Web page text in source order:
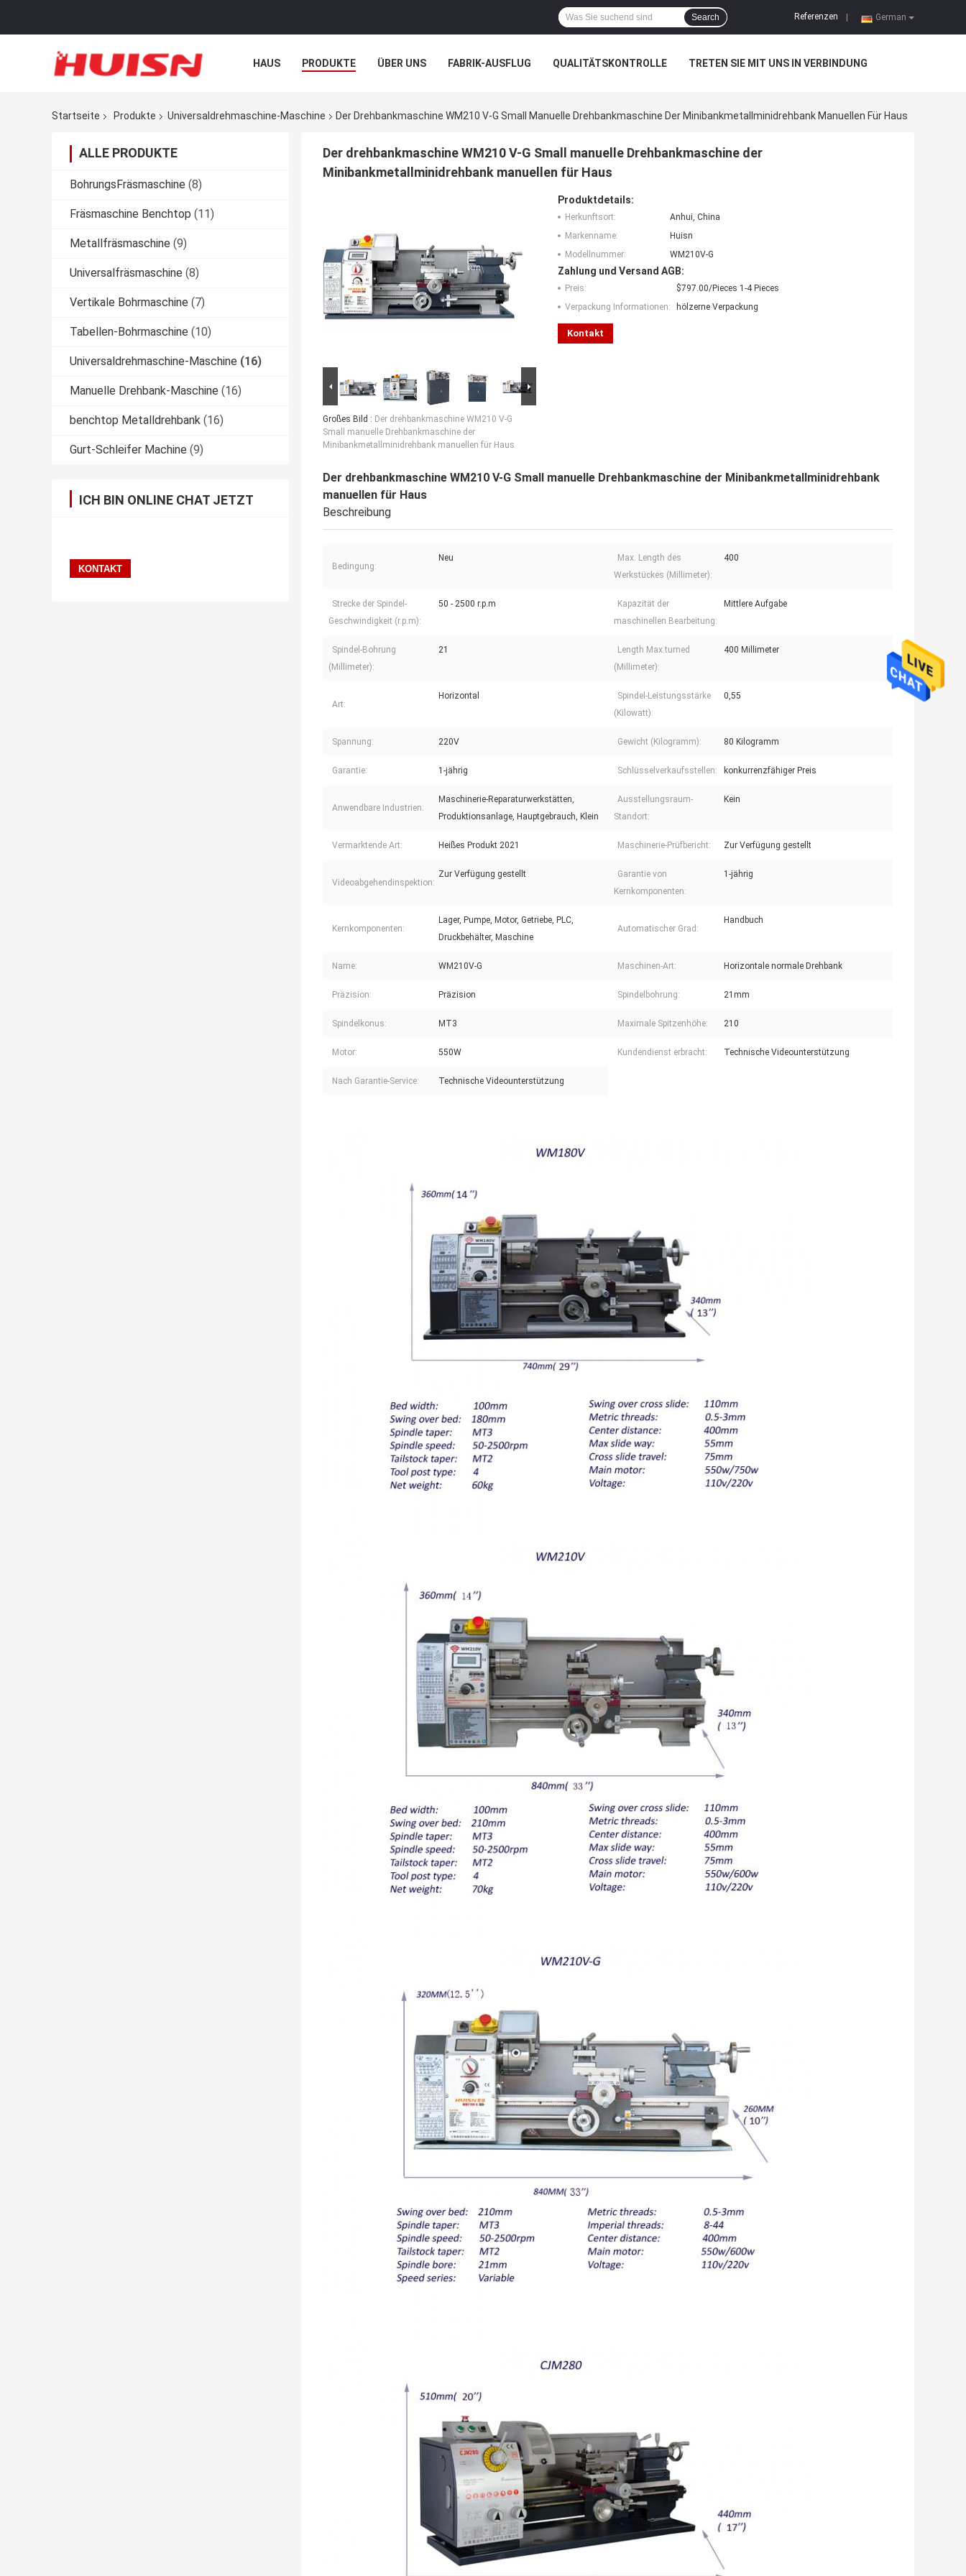
German
Referenzen
Search
HAUS PRODUKTE ÜBER UNS FABRIK-AUSFLUG QUALITÄTSKONTROLLE TRETEN SIE MIT UNS IN VERBINDUNG
Startseite
Produkte Universaldrehmaschine-Maschine Der Drehbankmaschine WM210 V-G Small Manuelle Drehbankmaschine Der Minibankmetallminidrehbank Manuellen Für Haus
ALLE PRODUKTE
BohrungsFräsmaschine (8)
Fräsmaschine Benchtop (11)
Metallfräsmaschine (9)
Universalfräsmaschine (8)
Vertikale Bohrmaschine (7)
Tabellen-Bohrmaschine (10)
Universaldrehmaschine-Maschine (16)
Manuelle Drehbank-Maschine (16)
benchtop Metalldrehbank (16)
Gurt-Schleifer Machine (9)
ICH BIN ONLINE CHAT JETZT
Der drehbankmaschine WM210 V-G Small manuelle Drehbankmaschine der
Minibankmetallminidrehbank manuellen für Haus
Großes Bild : Der drehbankmaschine WM210 V-G
Small manuelle Drehbankmaschine der
Minibankmetallminidrehbank manuellen für Haus
Produktdetails:
Herkunftsort:
Anhui, China
Markenname:
Huisn
Modellnummer:
WM210V-G
Zahlung und Versand AGB:
Preis:
$797.00/Pieces 1-4 Pieces
Verpackung Informationen:
hölzerne Verpackung
Kontakt
Der drehbankmaschine WM210 V-G Small manuelle Drehbankmaschine der Minibankmetallminidrehbank
manuellen für Haus
Beschreibung
Bedingung:
Neu
Max. Length des
Werkstückes (Millimeter):
400
Strecke der Spindel-
Geschwindigkeit (r.p.m):
50 - 2500 r.p.m
Kapazität der
maschinellen Bearbeitung:
Mittlere Aufgabe
Spindel-Bohrung
(Millimeter):
21
Length Max.turned
(Millimeter):
400 Millimeter
Art:
Horizontal
Spindel-Leistungsstärke
(Kilowatt):
0,55
Spannung: 220V Gewicht (Kilogramm): 80 Kilogramm
Garantie: 1-jährig Schlüsselverkaufsstellen: konkurrenzfähiger Preis
Anwendbare Industrien:
Maschinerie-Reparaturwerkstätten,
Produktionsanlage, Hauptgebrauch, Klein
Ausstellungsraum-
Standort:
Kein
Vermarktende Art: Heißes Produkt 2021 Maschinerie-Prüfbericht: Zur Verfügung gestellt
Videoabgehendinspektion:
Zur Verfügung gestellt
Garantie von
Kernkomponenten:
1-jährig
Kernkomponenten:
Lager, Pumpe, Motor, Getriebe, PLC,
Druckbehälter, Maschine
Automatischer Grad:
Handbuch
Name: WM210V-G Maschinen-Art: Horizontale normale Drehbank
Präzision: Präzision Spindelbohrung: 21mm
Spindelkonus: MT3 Maximale Spitzenhöhe: 210
Motor: 550W Kundendienst erbracht: Technische Videounterstützung
Nach Garantie-Service: Technische Videounterstützung